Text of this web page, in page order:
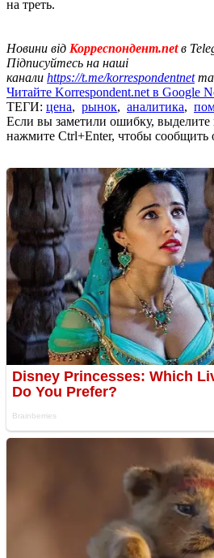
на треть.
Новини від Корреспондент.netв
Підписуйтесь на наші
канали https://t.me/korrespondentnetта
Читайте Korrespondent.net в Google
ТЕГИ: цена, рынок, аналитика,
Если вы заметили ошибку, выделите
нажмите Ctrl+Enter, чтобы сообщить